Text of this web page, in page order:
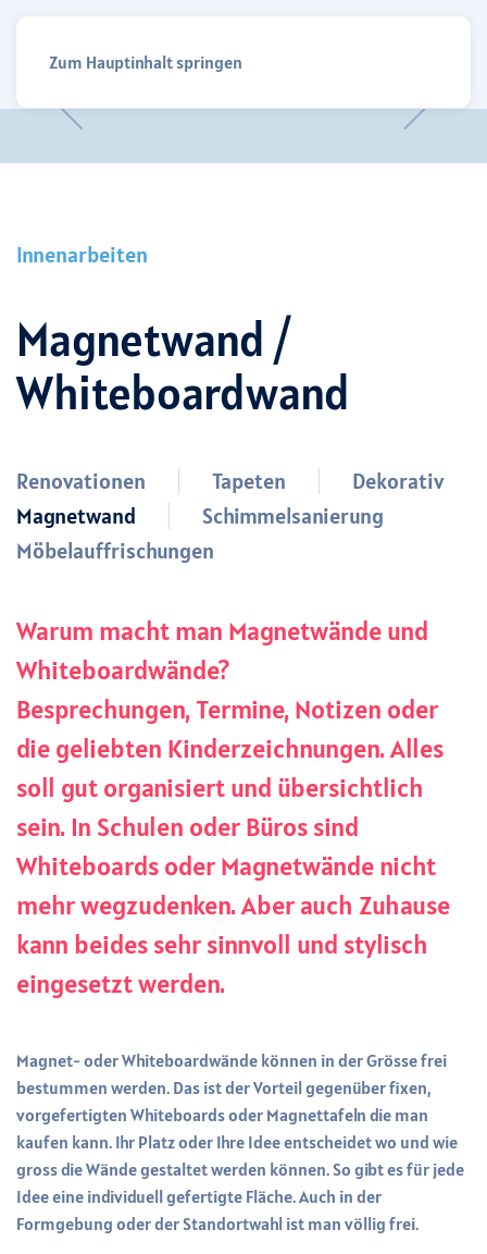
Zum Hauptinhalt springen
Innenarbeiten
Magnetwand /
Whiteboardwand
Renovationen Tapeten
Dekorativ
Magnetwand
Schimmelsanierung
Möbelauffrischungen
Warum macht man Magnetwände und
Whiteboardwände?
Besprechungen, Termine, Notizen oder
die geliebten Kinderzeichnungen. Alles
soll gut organisiert und übersichtlich
sein. In Schulen oder Büros sind
Whiteboards oder Magnetwände nicht
mehr wegzudenken. Aber auch Zuhause
kann beides sehr sinnvoll und stylisch
eingesetzt werden.
Magnet- oder Whiteboardwände können in der Grösse frei
bestummen werden. Das ist der Vorteil gegenüber fixen,
vorgefertigten Whiteboards oder Magnettafeln die man
kaufen kann. Ihr Platz oder Ihre Idee entscheidet wo und wie
gross die Wände gestaltet werden können. So gibt es für jede
Idee eine individuell gefertigte Fläche. Auch in der
Formgebung oder der Standortwahl ist man völlig frei.